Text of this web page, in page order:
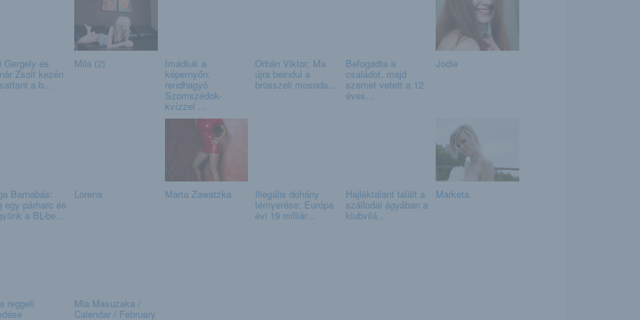
Gergely és
Zsolt kezén
a b...
Mila (2) Imádtuk a
képernyőn:
rendhagyó
Szomszédok-
kvízzel ...
Orbán Viktor: Ma
újra beindul a
brüsszeli mosoda...
Befogadta a
családot, majd
szemet vetett a 12
éves...
Jodie
Barnabás:
egy párharc és
a BL-be...
Lorena Marta Zawatzka Illegális dohány
térnyerése: Európa
évi 19 milliár...
Hajléktalant talált a
szállodai ágyában a
klubvilá...
Marketa
reggeli Mia Masuzaka /
Calendar / February